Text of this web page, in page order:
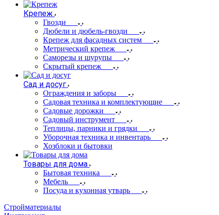
Крепеж
Гвозди
Дюбели и дюбель-гвозди
Крепеж для фасадных систем
Метрический крепеж
Саморезы и шурупы
Скрытый крепеж
Сад и досуг
Ограждения и заборы
Садовая техника и комплектующие
Садовые дорожки
Садовый инструмент
Теплицы, парники и грядки
Уборочная техника и инвентарь
Хозблоки и бытовки
Товары для дома
Бытовая техника
Мебель
Посуда и кухонная утварь
Стройматериалы